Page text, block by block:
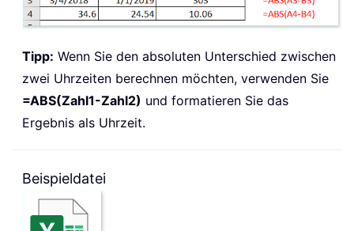
Tipp: Wenn Sie den absoluten Unterschied zwischen
zwei Uhrzeiten berechnen möchten, verwenden Sie
=ABS(Zahl1-Zahl2) und formatieren Sie das
Ergebnis als Uhrzeit.
Beispieldatei